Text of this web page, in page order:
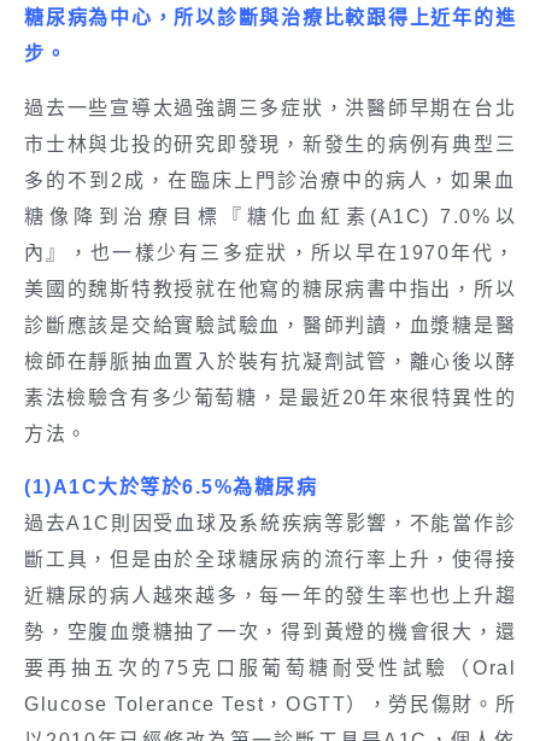
糖尿病為中心，所以診斷與治療比較跟得上近年的進
步。
過去一些宣導太過強調三多症狀，洪醫師早期在台北
市士林與北投的研究即發現，新發生的病例有典型三
多的不到2成，在臨床上門診治療中的病人，如果血
糖像降到治療目標『糖化血紅素(A1C) 7.0%以
內』，也一樣少有三多症狀，所以早在1970年代，
美國的魏斯特教授就在他寫的糖尿病書中指出，所以
診斷應該是交給實驗試驗血，醫師判讀，血漿糖是醫
檢師在靜脈抽血置入於裝有抗凝劑試管，離心後以酵
素法檢驗含有多少葡萄糖，是最近20年來很特異性的
方法。
(1)A1C大於等於6.5%為糖尿病
過去A1C則因受血球及系統疾病等影響，不能當作診
斷工具，但是由於全球糖尿病的流行率上升，使得接
近糖尿的病人越來越多，每一年的發生率也也上升趨
勢，空腹血漿糖抽了一次，得到黃燈的機會很大，還
要再抽五次的75克口服葡萄糖耐受性試驗（Oral
Glucose Tolerance Test，OGTT），勞民傷財。所